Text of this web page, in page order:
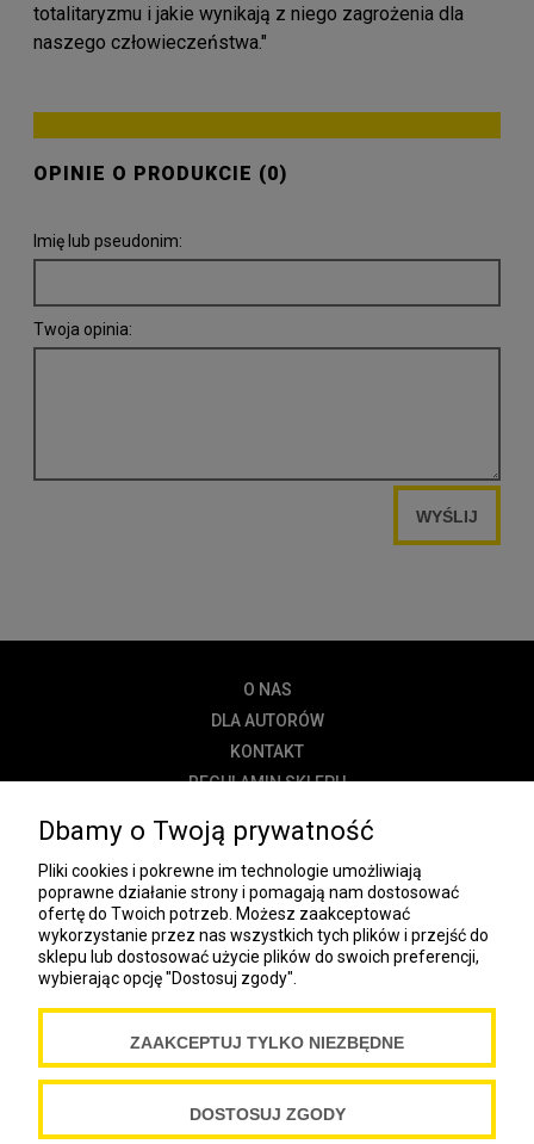
totalitaryzmu i jakie wynikają z niego zagrożenia dla
naszego człowieczeństwa."
OPINIE O PRODUKCIE (0)
Imię lub pseudonim:
Twoja opinia:
WYŚLIJ
O NAS
DLA AUTORÓW
KONTAKT
REGULAMIN SKLEPU
DOSTAWA
PŁATNOŚĆ
NEWSLETTER
COOKIES
Spółdzielnia Wydawnicza „Czytelnik”
ul. Wiejska 12A
Dbamy o Twoją prywatność
Pliki cookies i pokrewne im technologie umożliwiają
poprawne działanie strony i pomagają nam dostosować
ofertę do Twoich potrzeb. Możesz zaakceptować
wykorzystanie przez nas wszystkich tych plików i przejść do
sklepu lub dostosować użycie plików do swoich preferencji,
wybierając opcję "Dostosuj zgody".
ZAAKCEPTUJ TYLKO NIEZBĘDNE
DOSTOSUJ ZGODY